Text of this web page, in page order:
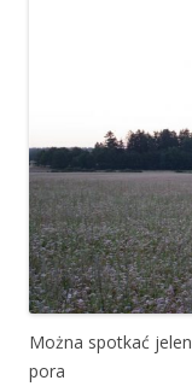
Można spotkać
pora